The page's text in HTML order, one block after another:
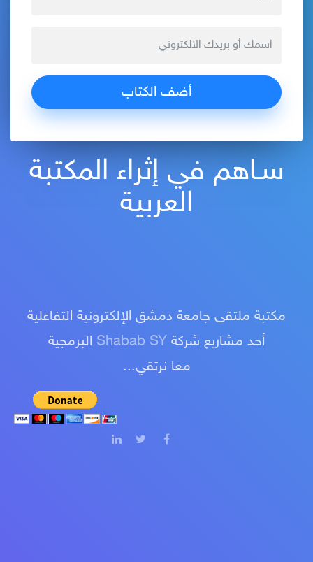
سـاهم في إثراء المكتبة
العربية
مكتبة ملتقى جامعة دمشق الإلكترونية التفاعلية
أحد مشاريع شركة Shabab SY البرمجية
معا نرتقي...